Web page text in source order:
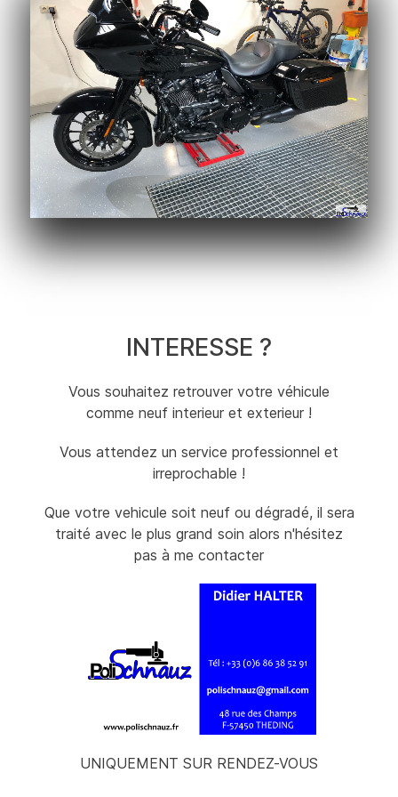
INTERESSE ?
Vous souhaitez retrouver votre véhicule
comme neuf interieur et exterieur !
Vous attendez un service professionnel et
irreprochable !
Que votre vehicule soit neuf ou dégradé, il sera
traité avec le plus grand soin alors n'hésitez
pas à me contacter
UNIQUEMENT SUR RENDEZ-VOUS